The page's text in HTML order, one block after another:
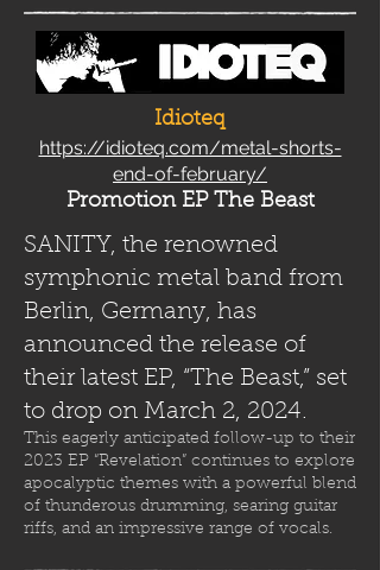
Idioteq
https://idioteq.com/metal-shorts-
end-of-february/
Promotion EP The Beast
SANITY, the renowned
symphonic metal band from
Berlin, Germany, has
announced the release of
their latest EP, “The Beast,” set
to drop on March 2, 2024.
This eagerly anticipated follow-up to their
2023 EP “Revelation” continues to explore
apocalyptic themes with a powerful blend
of thunderous drumming, searing guitar
riffs, and an impressive range of vocals.